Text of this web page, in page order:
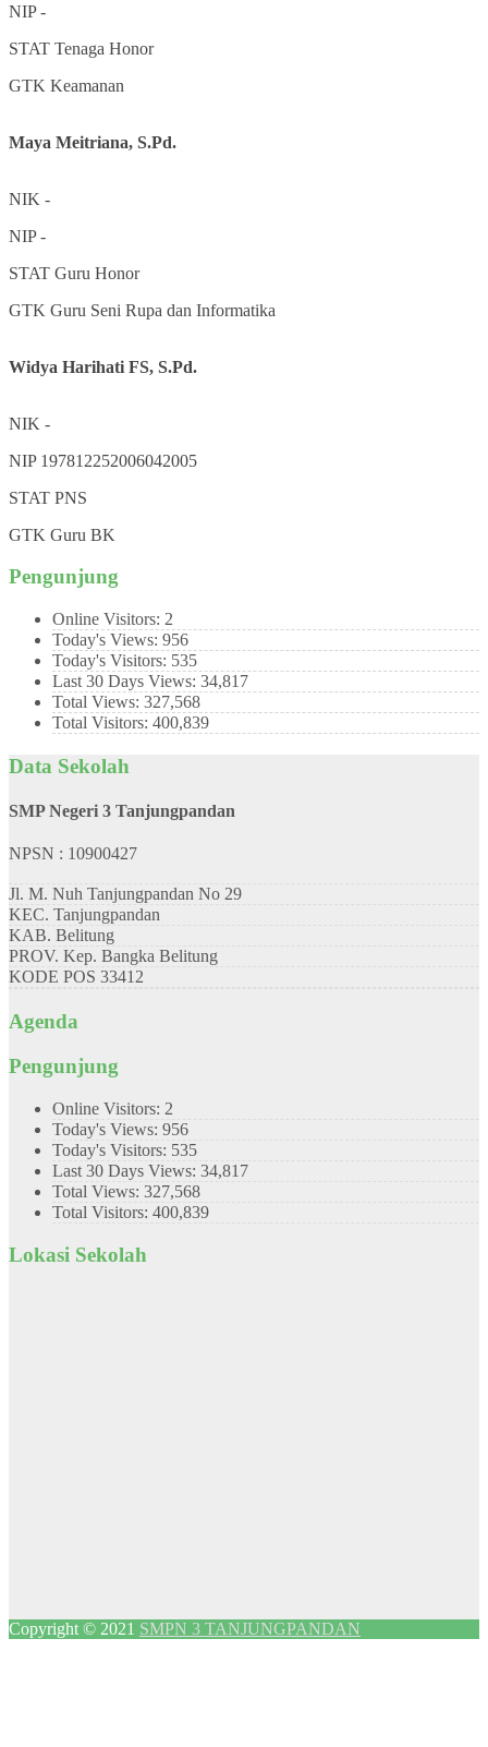
NIP-
STAT Tenaga Honor
GTK Keamanan
Maya Meitriana, S.Pd.
NIK -
NIP-
STAT Guru Honor
GTK Guru Seni Rupa dan Informatika
Widya Harihati FS, S.Pd.
NIK -
NIP 197812252006042005
STAT PNS
GTK Guru BK
Pengunjung
Online Visitors: 2
Today's Views: 956
Today's Visitors: 535
Last 30 Days Views: 34,817
Total Views: 327,568
Total Visitors: 400,839
Data Sekolah
SMP Negeri 3 Tanjungpandan
NPSN : 10900427
Jl. M. Nuh Tanjungpandan No 29
KEC. Tanjungpandan
KAB. Belitung
PROV. Kep. Bangka Belitung
KODE POS 33412
Agenda
Pengunjung
Online Visitors: 2
Today's Views: 956
Today's Visitors: 535
Last 30 Days Views: 34,817
Total Views: 327,568
Total Visitors: 400,839
Lokasi Sekolah
Copyright © 2021 SMPN 3 TANJUNGPANDAN